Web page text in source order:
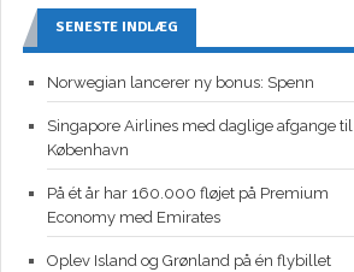
SENESTE INDLÆG
Norwegian lancerer ny bonus: Spenn
Singapore Airlines med daglige afgange til
København
På ét år har 160.000 fløjet på Premium
Economy med Emirates
Oplev Island og Grønland på én flybillet